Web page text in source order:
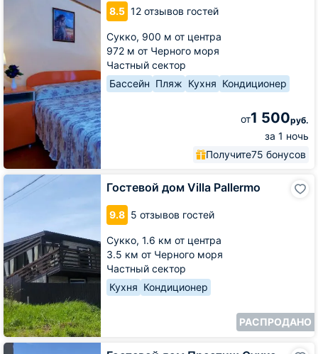
8.5 12 отзывов гостей
Сукко, 900 м от центра
972 м от Черного моря
Частный сектор
Бассейн Пляж Кухня Кондиционер
от1 500руб.
за 1 ночь
Получите75 бонусов
Гостевой дом Villa Pallermo
9.8 5 отзывов гостей
Сукко, 1.6 км от центра
3.5 км от Черного моря
Частный сектор
Кухня Кондиционер
РАСПРОДАНО
Гостевой
дом
Гостевой